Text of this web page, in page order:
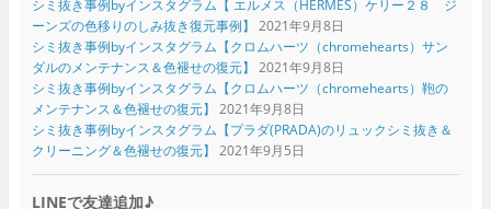
シミ抜き事例byインスタグラム【 エルメス（HERMES）ケリー２８ ジ
ーンズの色移りのしみ抜き復元事例】 2021年9月8日
シミ抜き事例byインスタグラム【クロムハーツ（chromehearts）サン
ダルのメンテナンス＆色褪せの復元】 2021年9月8日
シミ抜き事例byインスタグラム【クロムハーツ（chromehearts）鞄の
メンテナンス＆色褪せの復元】 2021年9月8日
シミ抜き事例byインスタグラム【プラダ(PRADA)のリュックシミ抜き＆
クリーニング＆色褪せの復元】 2021年9月5日
LINEで友達追加♪